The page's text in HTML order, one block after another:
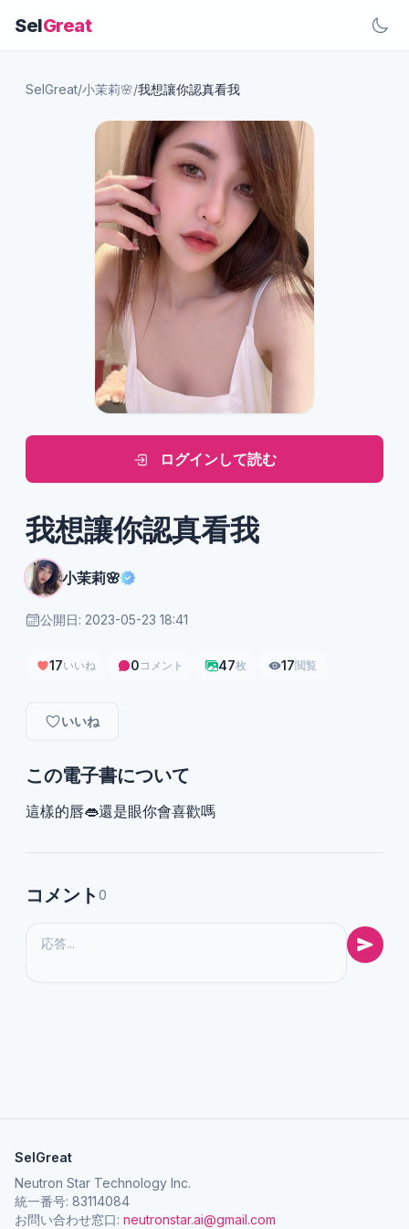
SelGreat
SelGreat/小茉莉🌸/我想讓你認真看我
ログインして読む
我想讓你認真看我
小茉莉🌸
公開日: 2023-05-23 18:41
17いいね 0 コメント 47枚 17閲覧
いいね
この電子書について
這樣的唇👄還是眼你會喜歡嗎
コメント 0
SelGreat
Neutron Star Technology Inc.
統一番号: 83114084
お問い合わせ窓口: neutronstar.ai@gmail.com